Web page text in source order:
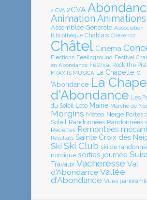
2 CVA 2CVA
Animation Animations
Assemblée Générale Association
Bibliothèque Chablais Chevenoz
Châtel Cinéma
Elections Feelingsound Festival
en Abondance Festival Rock the
FRAXIIS MUSICA
La Chapelle d
'Abondance La
d'Abondance Les
du Soleil Loto Mairie Marché de
Morgins Météo Neige Portes
Soleil Randonnées Randonnées
Recettes Remontées
Résultats Sainte Croix des
Ski Ski Club ski de
nordique sorties journée
Travaux Vacheresse Val
d'Abondance Vallée
d'Abondance Vues